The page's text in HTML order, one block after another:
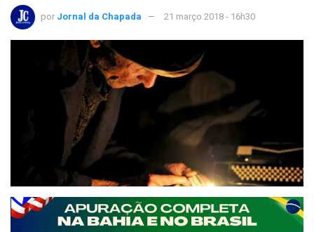
por Jornal da Chapada 21 março 2018 - 16h30